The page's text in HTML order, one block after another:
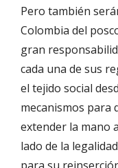
Pero también
Colombia del
gran
cada una de sus
el tejido social
mecanismos para
extender la mano
lado de la